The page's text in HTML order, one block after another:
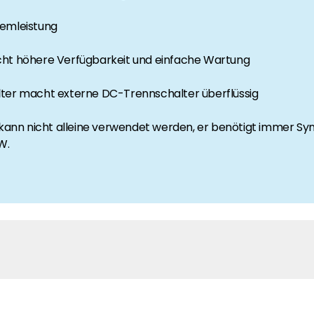
und Dokumentation!
Partner und profitieren Sie von unseren Vorteilen!
passenden PV-Installateur? Dann sind Sie bei uns
höhere Verfügbarkeit und einfache Wartung
macht externe DC-Trennschalter überflüssig
nicht alleine verwendet werden, er benötigt immer